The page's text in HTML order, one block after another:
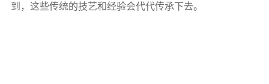
到，这些传统的技艺和经验会代代传承下去。